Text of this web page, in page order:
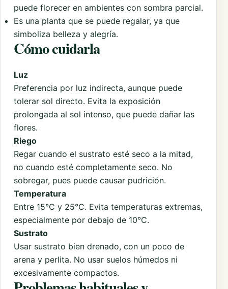
puede florecer en ambientes con sombra parcial.
Es una planta que se puede regalar, ya que
simboliza belleza y alegría.
Cómo cuidarla
Luz
Preferencia por luz indirecta, aunque puede
tolerar sol directo. Evita la exposición
prolongada al sol intenso, que puede dañar las
flores.
Riego
Regar cuando el sustrato esté seco a la mitad,
no cuando esté completamente seco. No
sobregar, pues puede causar pudrición.
Temperatura
Entre 15°C y 25°C. Evita temperaturas extremas,
especialmente por debajo de 10°C.
Sustrato
Usar sustrato bien drenado, con un poco de
arena y perlita. No usar suelos húmedos ni
excesivamente compactos.